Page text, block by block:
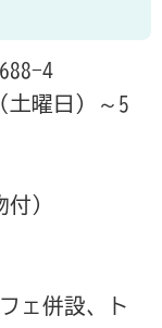
4
曜日）～5
）
併設、ト